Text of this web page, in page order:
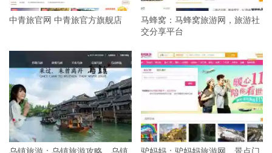
中青旅官网 中青旅官方旗舰店
马蜂窝：马蜂窝旅游网，旅游社
交分享平台
乌镇旅游：乌镇旅游攻略、乌镇 驴妈妈：驴妈妈旅游网，景点门